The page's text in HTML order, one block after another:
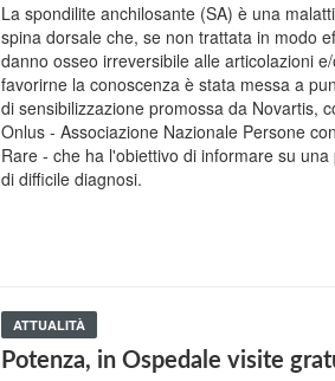
La spondilite anchilosante (SA) è una
spina dorsale che, se non trattata in modo
danno osseo irreversibile alle articolazioni
favorirne la conoscenza è stata messa a
di sensibilizzazione promossa da Novartis,
Onlus - Associazione Nazionale Persone
Rare - che ha l'obiettivo di informare su
di difficile diagnosi.
ATTUALITÀ
Potenza, in Ospedale visite